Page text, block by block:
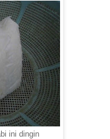
ini dingin